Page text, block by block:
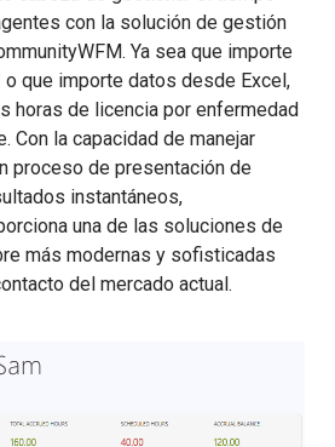
con la solución de gestión
Ya sea que importe
que importe datos desde Excel,
horas de licencia por enfermedad
Con la capacidad de manejar
proceso de presentación de
instantáneos,
una de las soluciones de
más modernas y sofisticadas
del mercado actual.